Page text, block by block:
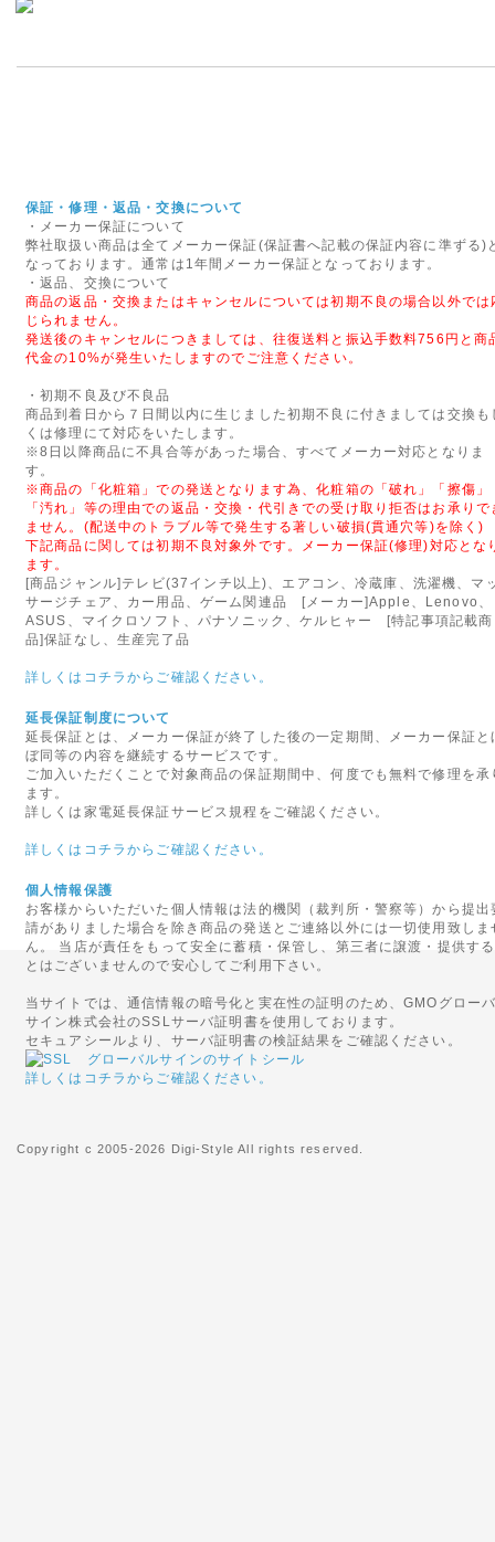
優れた教育向けの組み立てブロ
行わせていただきます。
なにとぞご理解のほど、よろ
<重要>富士通ノートパソコ
富士通社製ノートパソコンに搭
れがあることがわかりました。
テリパックの交換・回収を自主
2016年06月16日
ヤマト運輸の運賃改定にともな
(茨城県、栃木県、群馬県、埼
◇初期不良対象外メーカー
5月23日より、ケルヒャー社の
ます。
当店での交換やご返金、修理等
初期不良を含め商品に不具合等
2013年05月10日
◇au(ezweb)携帯をご利用
au(ezweb)携帯をご利用のお客
い事例が多数発生しております
ご確認をお願いいたします
2015年01月17日
阪神・淡路大震災から20年の
保証・修理・返品・交換について
・メーカー保証について
弊社取扱い商品は全てメーカー保証(保証書へ記載の保証内容に準ずる)
なっております。通常は1年間メーカー保証となっております。
・返品、交換について
商品の返品・交換またはキャンセルについては初期不良の場合以外では
じられません。
発送後のキャンセルにつきましては、往復送料と振込手数料756円と商
代金の10%が発生いたしますのでご注意ください。
・初期不良及び不良品
商品到着日から７日間以内に生じました初期不良に付きましては交換も
くは修理にて対応をいたします。
※8日以降商品に不具合等があった場合、すべてメーカー対応となりま
す。
※商品の「化粧箱」での発送となります為、化粧箱の「破れ」「擦傷」
「汚れ」等の理由での返品・交換・代引きでの受け取り拒否はお承りで
ません。(配送中のトラブル等で発生する著しい破損(貫通穴等)を除く)
下記商品に関しては初期不良対象外です。メーカー保証(修理)対応とな
ます。
[商品ジャンル]テレビ(37インチ以上)、エアコン、冷蔵庫、洗濯機、マ
サージチェア、カー用品、ゲーム関連品 [メーカー]Apple、Lenovo、
ASUS、マイクロソフト、パナソニック、ケルヒャー [特記事項記載商
品]保証なし、生産完了品
詳しくはコチラからご確認ください。
延長保証制度について
延長保証とは、メーカー保証が終了した後の一定期間、メーカー保証と
ぼ同等の内容を継続するサービスです。
ご加入いただくことで対象商品の保証期間中、何度でも無料で修理を承
ます。
詳しくは家電延長保証サービス規程をご確認ください。
詳しくはコチラからご確認ください。
個人情報保護
お客様からいただいた個人情報は法的機関（裁判所・警察等）から提出
請がありました場合を除き商品の発送とご連絡以外には一切使用致しま
ん。 当店が責任をもって安全に蓄積・保管し、第三者に譲渡・提供す
とはございませんので安心してご利用下さい。
当サイトでは、通信情報の暗号化と実在性の証明のため、GMOグロー
サイン株式会社のSSLサーバ証明書を使用しております。
セキュアシールより、サーバ証明書の検証結果をご確認ください。
詳しくはコチラからご確認ください。
Copyright c 2005-2026 Digi-Style All rights reserved.